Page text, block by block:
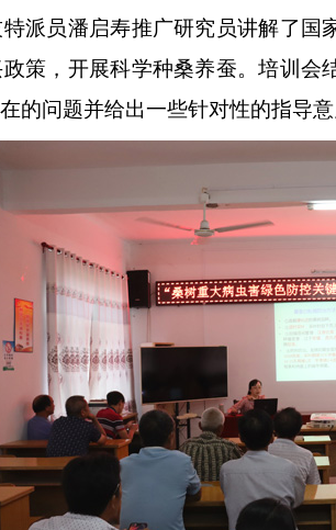
派员潘启寿推广研究员讲解了
策，开展科学种桑养蚕。培训
的问题并给出一些针对性的指导意